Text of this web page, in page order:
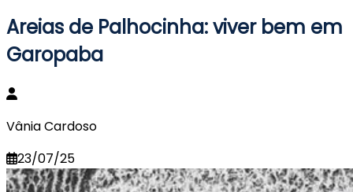
Areias de Palhocinha: viver bem em
Garopaba
Vânia Cardoso
23/07/25